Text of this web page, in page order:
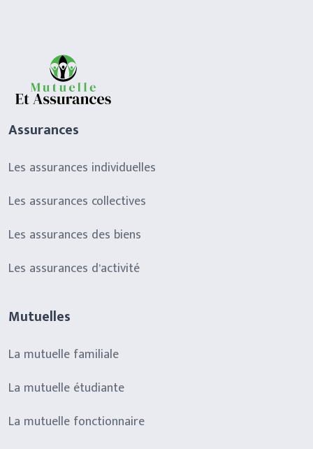
Assurances
Les assurances individuelles
Les assurances collectives
Les assurances des biens
Les assurances d’activité
Mutuelles
La mutuelle familiale
La mutuelle étudiante
La mutuelle fonctionnaire